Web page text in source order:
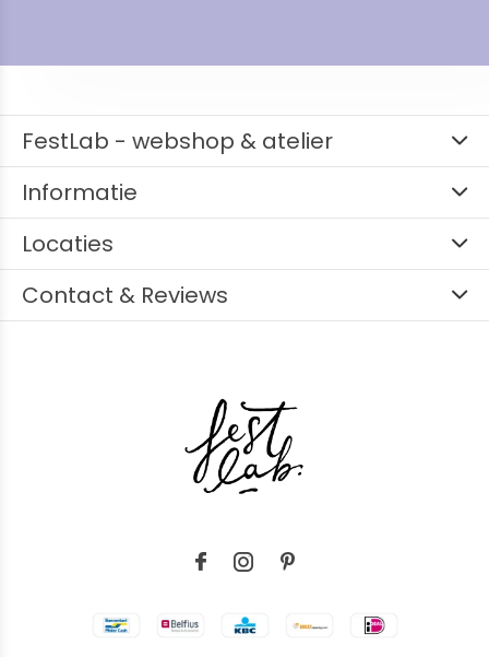
FestLab - webshop & atelier
Informatie
Locaties
Contact & Reviews